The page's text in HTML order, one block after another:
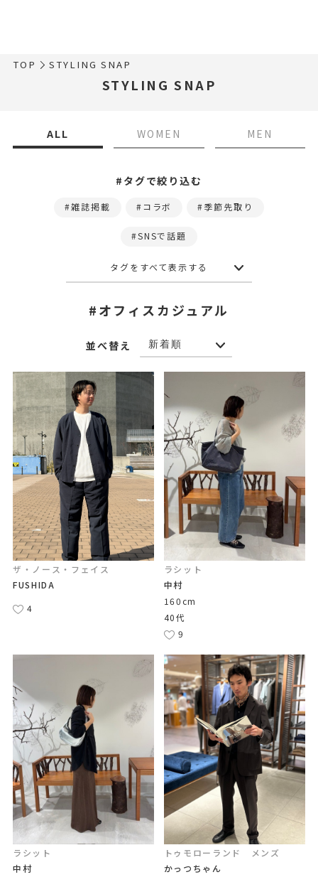
TOP STYLING SNAP
STYLING SNAP
ALL WOMEN MEN
#タグで絞り込む
雑誌掲載 コラボ 季節先取り
SNSで話題
タグをすべて表示する
#オフィスカジュアル
並べ替え
ザ・ノース・フェイス
FUSHIDA
4
ラシット
中村
160cm
40代
9
ラシット
中村
トゥモローランド メンズ
かっつちゃん